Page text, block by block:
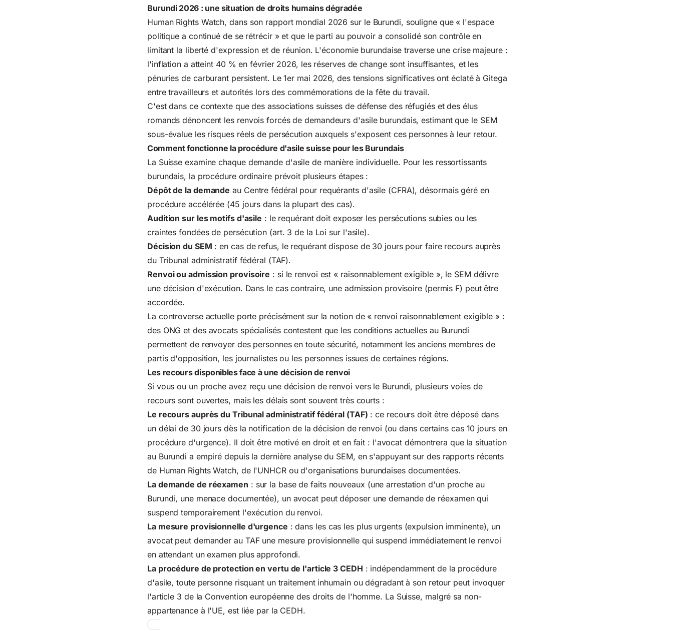
Burundi 2026 : une situation de droits humains dégradée
Human Rights Watch, dans son rapport mondial 2026 sur le Burundi, souligne que « l'espace
politique a continué de se rétrécir » et que le parti au pouvoir a consolidé son contrôle en
limitant la liberté d'expression et de réunion. L'économie burundaise traverse une crise majeure :
l'inflation a atteint 40 % en février 2026, les réserves de change sont insuffisantes, et les
pénuries de carburant persistent. Le 1er mai 2026, des tensions significatives ont éclaté à Gitega
entre travailleurs et autorités lors des commémorations de la fête du travail.
C'est dans ce contexte que des associations suisses de défense des réfugiés et des élus
romands dénoncent les renvois forcés de demandeurs d'asile burundais, estimant que le SEM
sous-évalue les risques réels de persécution auxquels s'exposent ces personnes à leur retour.
Comment fonctionne la procédure d'asile suisse pour les Burundais
La Suisse examine chaque demande d'asile de manière individuelle. Pour les ressortissants
burundais, la procédure ordinaire prévoit plusieurs étapes :
Dépôt de la demande au Centre fédéral pour requérants d'asile (CFRA), désormais géré en
procédure accélérée (45 jours dans la plupart des cas).
Audition sur les motifs d'asile : le requérant doit exposer les persécutions subies ou les
craintes fondées de persécution (art. 3 de la Loi sur l'asile).
Décision du SEM : en cas de refus, le requérant dispose de 30 jours pour faire recours auprès
du Tribunal administratif fédéral (TAF).
Renvoi ou admission provisoire : si le renvoi est « raisonnablement exigible », le SEM délivre
une décision d'exécution. Dans le cas contraire, une admission provisoire (permis F) peut être
accordée.
La controverse actuelle porte précisément sur la notion de « renvoi raisonnablement exigible » :
des ONG et des avocats spécialisés contestent que les conditions actuelles au Burundi
permettent de renvoyer des personnes en toute sécurité, notamment les anciens membres de
partis d'opposition, les journalistes ou les personnes issues de certaines régions.
Les recours disponibles face à une décision de renvoi
Si vous ou un proche avez reçu une décision de renvoi vers le Burundi, plusieurs voies de
recours sont ouvertes, mais les délais sont souvent très courts :
Le recours auprès du Tribunal administratif fédéral (TAF) : ce recours doit être déposé dans
un délai de 30 jours dès la notification de la décision de renvoi (ou dans certains cas 10 jours en
procédure d'urgence). Il doit être motivé en droit et en fait : l'avocat démontrera que la situation
au Burundi a empiré depuis la dernière analyse du SEM, en s'appuyant sur des rapports récents
de Human Rights Watch, de l'UNHCR ou d'organisations burundaises documentées.
La demande de réexamen : sur la base de faits nouveaux (une arrestation d'un proche au
Burundi, une menace documentée), un avocat peut déposer une demande de réexamen qui
suspend temporairement l'exécution du renvoi.
La mesure provisionnelle d'urgence : dans les cas les plus urgents (expulsion imminente), un
avocat peut demander au TAF une mesure provisionnelle qui suspend immédiatement le renvoi
en attendant un examen plus approfondi.
La procédure de protection en vertu de l'article 3 CEDH : indépendamment de la procédure
d'asile, toute personne risquant un traitement inhumain ou dégradant à son retour peut invoquer
l'article 3 de la Convention européenne des droits de l'homme. La Suisse, malgré sa non-
appartenance à l'UE, est liée par la CEDH.